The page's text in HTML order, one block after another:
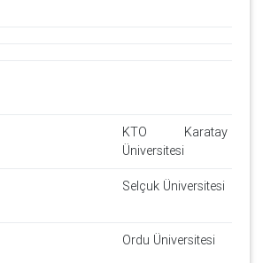
KTO Karatay
Üniversitesi
Selçuk Üniversitesi
Ordu Üniversitesi